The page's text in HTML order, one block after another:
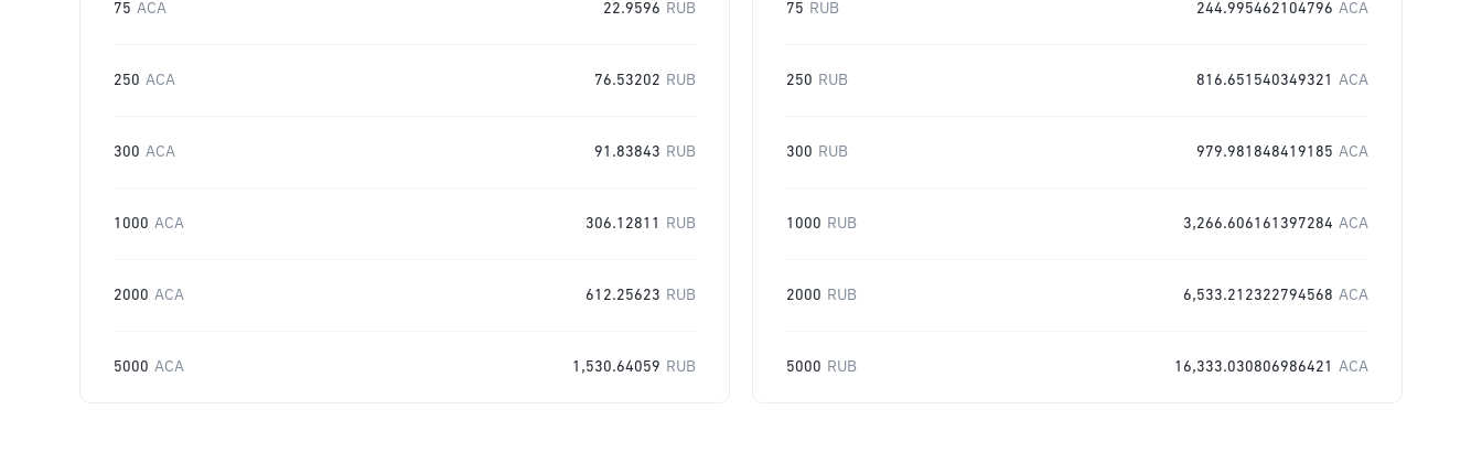
75 ACA 22.9596 RUB
250 ACA 76.53202 RUB
300 ACA 91.83843 RUB
1000 ACA 306.12811 RUB
2000 ACA 612.25623 RUB
5000 ACA 1,530.64059 RUB
75 RUB 244.995462104796 ACA
250 RUB 816.651540349321 ACA
300 RUB 979.981848419185 ACA
1000 RUB 3,266.606161397284 ACA
2000 RUB 6,533.212322794568 ACA
5000 RUB 16,333.030806986421 ACA